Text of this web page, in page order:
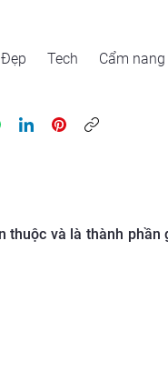
Đẹp Tech Cẩm nang
thuộc và là thành phần